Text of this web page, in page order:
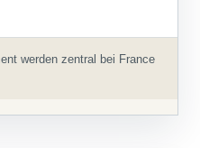
werden zentral bei France